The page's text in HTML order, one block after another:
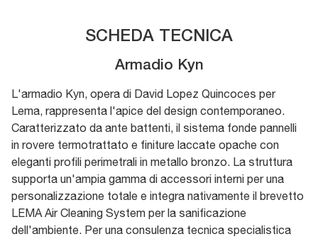
SCHEDA TECNICA
Armadio Kyn
L'armadio Kyn, opera di David Lopez Quincoces per
Lema, rappresenta l'apice del design contemporaneo.
Caratterizzato da ante battenti, il sistema fonde pannelli
in rovere termotrattato e finiture laccate opache con
eleganti profili perimetrali in metallo bronzo. La struttura
supporta un'ampia gamma di accessori interni per una
personalizzazione totale e integra nativamente il brevetto
LEMA Air Cleaning System per la sanificazione
dell'ambiente. Per una consulenza tecnica specialistica